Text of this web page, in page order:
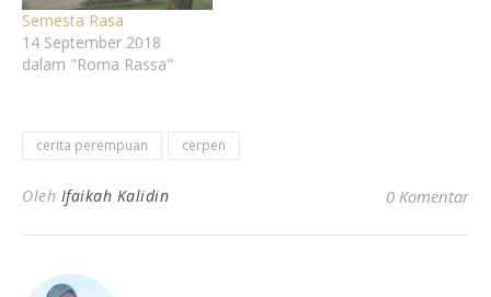
Semesta Rasa
14 September 2018
dalam "Roma Rassa"
cerita perempuan cerpen
Oleh Ifaikah Kalidin 0 Komentar